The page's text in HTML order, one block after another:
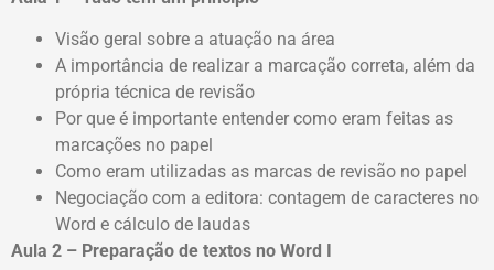
Visão geral sobre a atuação na área
A importância de realizar a marcação correta, além da
própria técnica de revisão
Por que é importante entender como eram feitas as
marcações no papel
Como eram utilizadas as marcas de revisão no papel
Negociação com a editora: contagem de caracteres no
Word e cálculo de laudas
Aula 2 – Preparação de textos no Word I